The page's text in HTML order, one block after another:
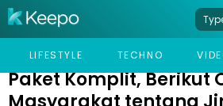
LIFESTYLE TECHNO
HOME CELEB PAKET KOMPLIT, BERIKUT OPINI
Paket Komplit, Berikut